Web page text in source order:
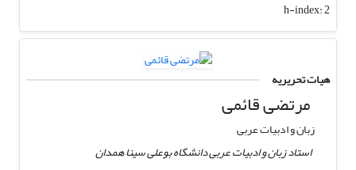
h-index:2
هیات تحریریه
مرتضی قائمی
زبان و ادبیات عربی
استاد زبان و ادبیات عربی دانشگاه بوعلی سینا همدان